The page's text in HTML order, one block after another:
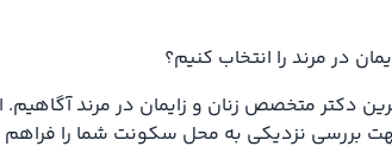
در مرند را انتخاب کنیم؟
دکتر متخصص زنان و زایمان در مرند
بررسی نزدیکی به محل سکونت شما را فراهم